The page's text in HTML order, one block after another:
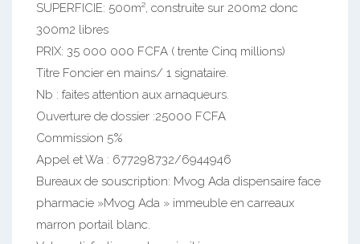
SUPERFICIE: 500m², construite sur 200m2 donc
300m2 libres
PRIX: 35 000 000 FCFA ( trente Cinq millions)
Titre Foncier en mains/ 1 signataire.
Nb : faites attention aux arnaqueurs.
Ouverture de dossier :25000 FCFA
Commission 5%
Appel et Wa : 677298732/6944946
Bureaux de souscription: Mvog Ada dispensaire face
pharmacie »Mvog Ada » immeuble en carreaux
marron portail blanc.